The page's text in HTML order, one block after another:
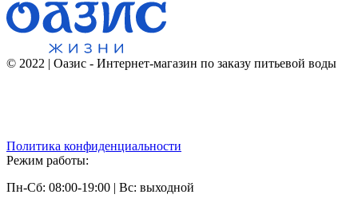
© 2022 | Оазис - Интернет-магазин по заказу питьевой воды
Политика конфиденциальности
Режим работы:
Пн-Сб: 08:00-19:00 | Вс: выходной